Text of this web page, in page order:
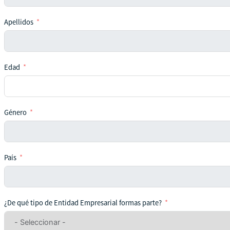
Apellidos
Edad
Género
País
¿De qué tipo de Entidad Empresarial formas parte?